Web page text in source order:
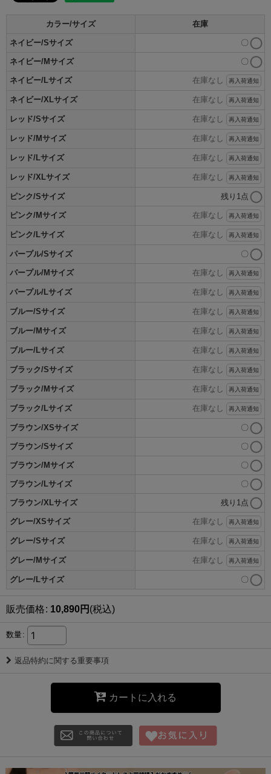
カラー/サイズ 在庫
ネイビー/Sサイズ 〇
ネイビー/Mサイズ 〇
ネイビー/Lサイズ 在庫なし 再入荷通知
ネイビー/XLサイズ 在庫なし 再入荷通知
レッド/Sサイズ 在庫なし 再入荷通知
レッド/Mサイズ 在庫なし 再入荷通知
レッド/Lサイズ 在庫なし 再入荷通知
レッド/XLサイズ 在庫なし 再入荷通知
ピンク/Sサイズ 残り1点
ピンク/Mサイズ 在庫なし 再入荷通知
ピンク/Lサイズ 在庫なし 再入荷通知
パープル/Sサイズ 〇
パープル/Mサイズ 在庫なし 再入荷通知
パープル/Lサイズ 在庫なし 再入荷通知
ブルー/Sサイズ 在庫なし 再入荷通知
ブルー/Mサイズ 在庫なし 再入荷通知
ブルー/Lサイズ 在庫なし 再入荷通知
ブラック/Sサイズ 在庫なし 再入荷通知
ブラック/Mサイズ 在庫なし 再入荷通知
ブラック/Lサイズ 在庫なし 再入荷通知
ブラウン/XSサイズ 〇
ブラウン/Sサイズ 〇
ブラウン/Mサイズ 〇
ブラウン/Lサイズ 〇
ブラウン/XLサイズ 残り1点
グレー/XSサイズ 在庫なし 再入荷通知
グレー/Sサイズ 在庫なし 再入荷通知
グレー/Mサイズ 在庫なし 再入荷通知
グレー/Lサイズ 〇
販売価格: 10,890円 (税込)
数量:
返品特約に関する重要事項
カートに入れる